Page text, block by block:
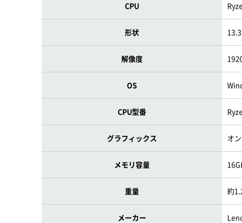
CPU
形状
解像度
OS
CPU型番
グラフィックス オ
メモリ容量
重量 約
メーカー